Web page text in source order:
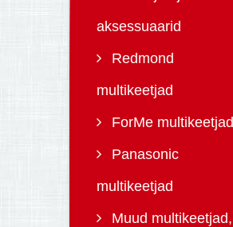
aksessuaarid
Redmond
multikeetjad
ForMe multikeetjad
Panasonic
multikeetjad
Muud multikeetjad,